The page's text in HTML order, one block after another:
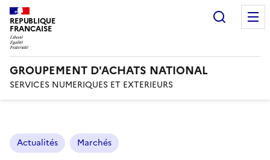
REPUBLIQUE
FRANCAISE
GROUPEMENT D'ACHATS NATIONAL
SERVICES NUMERIQUES ET EXTERIEURS
Actualités Marchés